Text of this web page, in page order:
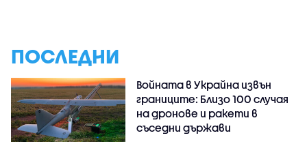
ПОСЛЕДНИ
Войната в Украйна извън
границите: Близо 100 случая
на дронове и ракети в
съседни държави